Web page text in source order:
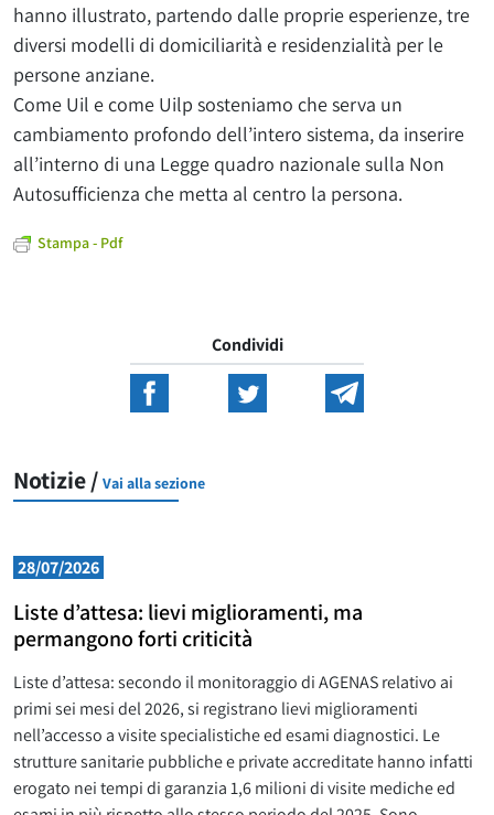
hanno illustrato, partendo dalle proprie esperienze, tre
diversi modelli di domiciliarità e residenzialità per le
persone anziane.
Come Uil e come Uilp sosteniamo che serva un
cambiamento profondo dell’intero sistema, da inserire
all’interno di una Legge quadro nazionale sulla Non
Autosufficienza che metta al centro la persona.
Stampa - Pdf
Condividi
Notizie / Vai alla sezione
28/07/2026
Liste d’attesa: lievi miglioramenti, ma
permangono forti criticità
Liste d’attesa: secondo il monitoraggio di AGENAS relativo ai
primi sei mesi del 2026, si registrano lievi miglioramenti
nell’accesso a visite specialistiche ed esami diagnostici. Le
strutture sanitarie pubbliche e private accreditate hanno infatti
erogato nei tempi di garanzia 1,6 milioni di visite mediche ed